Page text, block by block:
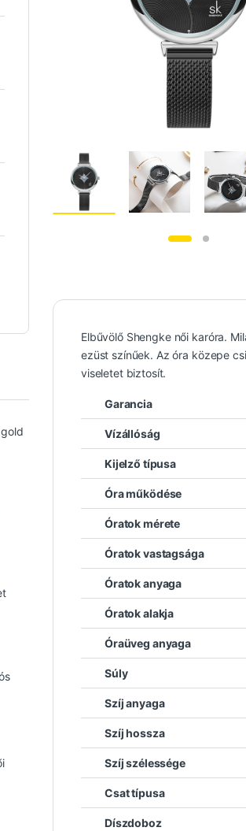
Elbűvölő Shengke női karóra.
ezüst színűek. Az óra közepe
viseletet biztosít.
Garancia
Vízállóság
Kijelző típusa
Óra működése
Óratok mérete
Óratok vastagsága
Óratok anyaga
Óratok alakja
Óraüveg anyaga
Súly
Szíj anyaga
Szíj hossza
Szíj szélessége
Csat típusa
Díszdoboz